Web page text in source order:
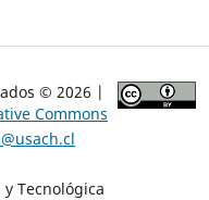
© 2026 |
Commons
Tecnológica